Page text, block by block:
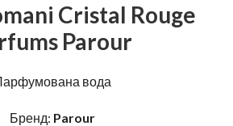
Cristal Rouge
Parour
вода
Бренд: Parour